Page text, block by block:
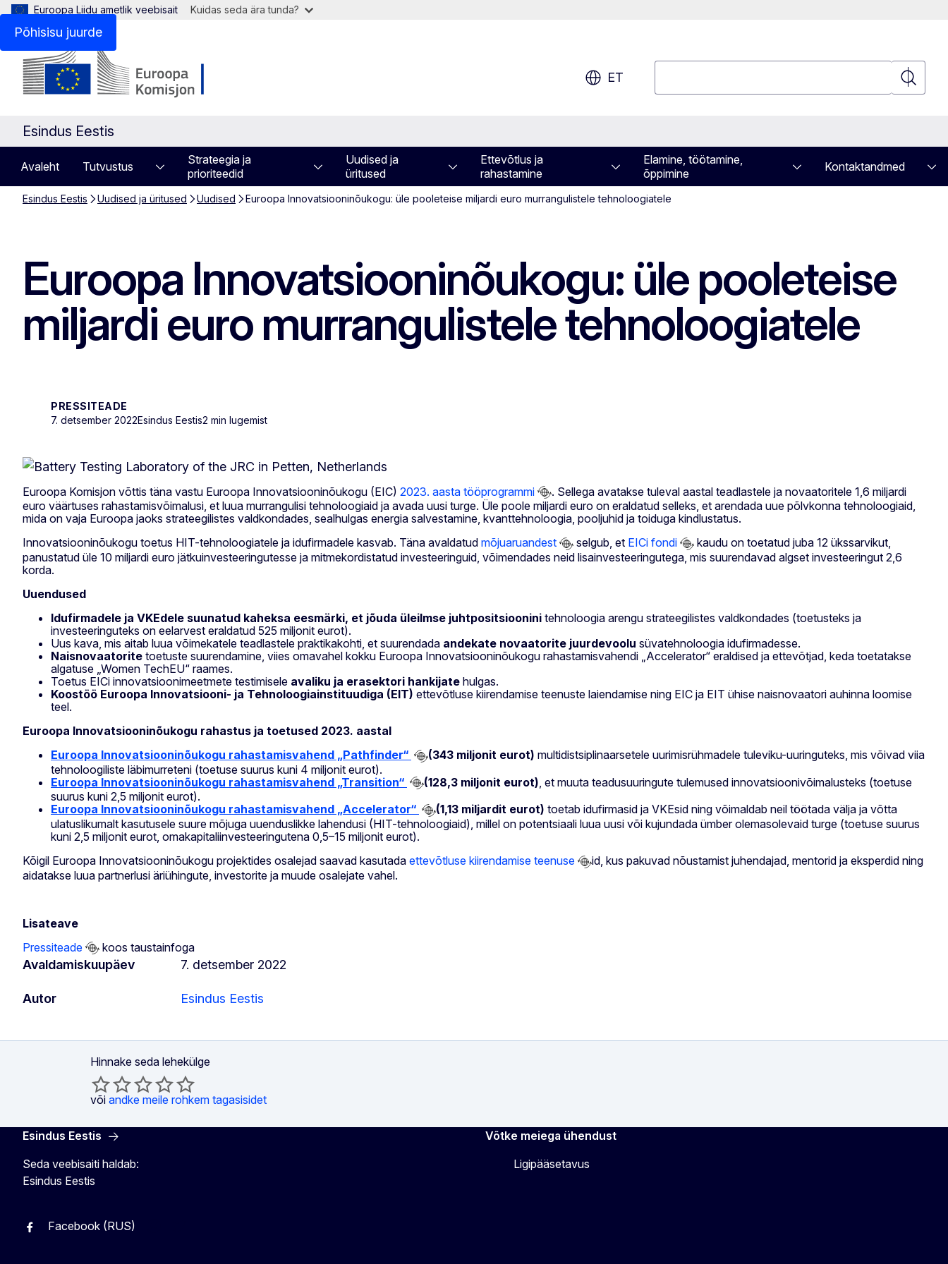
Põhisisu juurde
Euroopa Liidu ametlik veebisait Kuidas seda ära tunda?
ET
Otsing
Esindus Eestis
Avaleht Tutvustus
Strateegia ja
prioriteedid
Uudised ja
üritused
Ettevõtlus ja
rahastamine
Elamine, töötamine,
õppimine
Kontaktandmed
Esindus Eestis Uudised ja üritused Uudised Euroopa Innovatsiooninõukogu: üle pooleteise miljardi euro murrangulistele tehnoloogiatele
Euroopa Innovatsiooninõukogu: üle pooleteise
miljardi euro murrangulistele tehnoloogiatele
PRESSITEADE
7. detsember 2022Esindus Eestis2 min lugemist
Euroopa Komisjon võttis täna vastu Euroopa Innovatsiooninõukogu (EIC) 2023. aasta tööprogrammi
. Sellega avatakse tuleval aastal teadlastele ja novaatoritele 1,6 miljardi
euro väärtuses rahastamisvõimalusi, et luua murrangulisi tehnoloogiaid ja avada uusi turge. Üle poole miljardi euro on eraldatud selleks, et arendada uue põlvkonna tehnoloogiaid,
mida on vaja Euroopa jaoks strateegilistes valdkondades, sealhulgas energia salvestamine, kvanttehnoloogia, pooljuhid ja toiduga kindlustatus.
Innovatsiooninõukogu toetus HIT-tehnoloogiatele ja idufirmadele kasvab. Täna avaldatud mõjuaruandest selgub, et EICi fondi
kaudu on toetatud juba 12 ükssarvikut,
panustatud üle 10 miljardi euro jätkuinvesteeringutesse ja mitmekordistatud investeeringuid, võimendades neid lisainvesteeringutega, mis suurendavad algset investeeringut 2,6
korda.
Uuendused
Idufirmadele ja VKEdele suunatud kaheksa eesmärki, et jõuda üleilmse juhtpositsioonini tehnoloogia arengu strateegilistes valdkondades (toetusteks ja
investeeringuteks on eelarvest eraldatud 525 miljonit eurot).
Uus kava, mis aitab luua võimekatele teadlastele praktikakohti, et suurendada andekate novaatorite juurdevoolu süvatehnoloogia idufirmadesse.
Naisnovaatorite toetuste suurendamine, viies omavahel kokku Euroopa Innovatsiooninõukogu rahastamisvahendi „Accelerator“ eraldised ja ettevõtjad, keda toetatakse
algatuse „Women TechEU“ raames.
Toetus EICi innovatsioonimeetmete testimisele avaliku ja erasektori hankijate hulgas.
Koostöö Euroopa Innovatsiooni- ja Tehnoloogiainstituudiga (EIT) ettevõtluse kiirendamise teenuste laiendamise ning EIC ja EIT ühise naisnovaatori auhinna loomise
teel.
Euroopa Innovatsiooninõukogu rahastus ja toetused 2023. aastal
Euroopa Innovatsiooninõukogu rahastamisvahend „Pathfinder“
(343 miljonit eurot) multidistsiplinaarsetele uurimisrühmadele tuleviku-uuringuteks, mis võivad viia
tehnoloogiliste läbimurreteni (toetuse suurus kuni 4 miljonit eurot).
Euroopa Innovatsiooninõukogu rahastamisvahend „Transition“
(128,3 miljonit eurot) , et muuta teadusuuringute tulemused innovatsioonivõimalusteks (toetuse
suurus kuni 2,5 miljonit eurot).
Euroopa Innovatsiooninõukogu rahastamisvahend „Accelerator“
(1,13 miljardit eurot) toetab idufirmasid ja VKEsid ning võimaldab neil töötada välja ja võtta
ulatuslikumalt kasutusele suure mõjuga uuenduslikke lahendusi (HIT-tehnoloogiaid), millel on potentsiaali luua uusi või kujundada ümber olemasolevaid turge (toetuse suurus
kuni 2,5 miljonit eurot, omakapitaliinvesteeringutena 0,5–15 miljonit eurot).
Kõigil Euroopa Innovatsiooninõukogu projektides osalejad saavad kasutada ettevõtluse kiirendamise teenuse
id, kus pakuvad nõustamist juhendajad, mentorid ja eksperdid ning
aidatakse luua partnerlusi äriühingute, investorite ja muude osalejate vahel.
Lisateave
Pressiteade
koos taustainfoga
Avaldamiskuupäev 7. detsember 2022
Autor Esindus Eestis
Hinnake seda lehekülge
või andke meile rohkem tagasisidet
Esindus Eestis
Seda veebisaiti haldab:
Esindus Eestis
Facebook (EST)
Facebook (RUS)
Võtke meiega ühendust
Ligipääsetavus